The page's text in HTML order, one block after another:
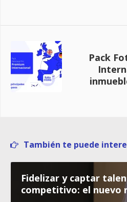
Pack
También te puede
Fidelizar y captar
competitivo: el nuevo